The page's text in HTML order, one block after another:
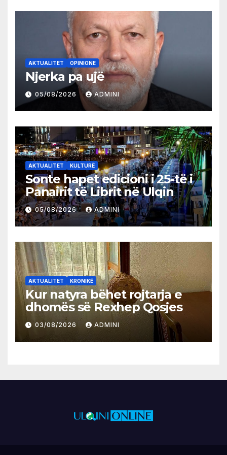
AKTUALITET OPINIONE
Njerka pa ujë
05/08/2026 ADMINI
AKTUALITET KULTURË
Sonte hapet edicioni i 25-të i
Panairit të Librit në Ulqin
05/08/2026 ADMINI
AKTUALITET KRONIKË
Kur natyra bëhet rojtarja e
dhomës së Rexhep Qosjes
03/08/2026 ADMINI